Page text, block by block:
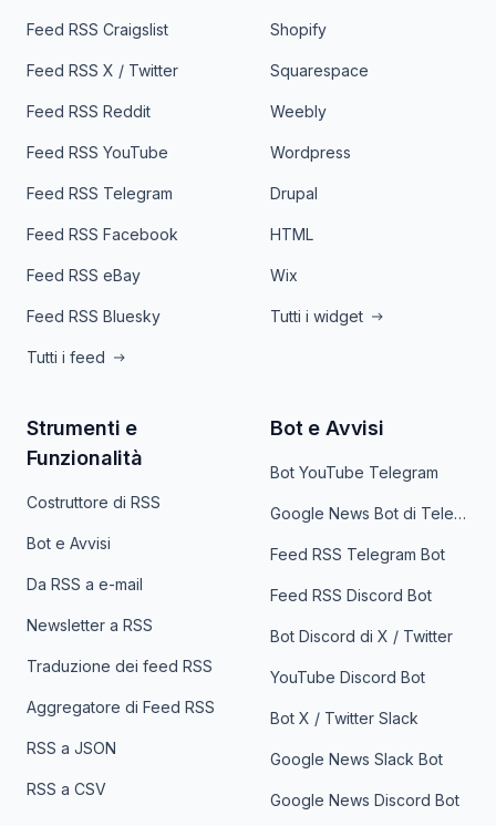
Feed RSS Craigslist
Feed RSS X / Twitter
Feed RSS Reddit
Feed RSS YouTube
Feed RSS Telegram
Feed RSS Facebook
Feed RSS eBay
Feed RSS Bluesky
Tutti i feed
Shopify
Squarespace
Weebly
Wordpress
Drupal
HTML
Wix
Tutti i widget
Strumenti e
Funzionalità
Costruttore di RSS
Bot e Avvisi
Da RSS a e-mail
Newsletter a RSS
Traduzione dei feed RSS
Aggregatore di Feed RSS
RSS a JSON
RSS a CSV
Bot e Avvisi
Bot YouTube Telegram
Google News Bot di Telegram
Feed RSS Telegram Bot
Feed RSS Discord Bot
Bot Discord di X / Twitter
YouTube Discord Bot
Bot X / Twitter Slack
Google News Slack Bot
Google News Discord Bot